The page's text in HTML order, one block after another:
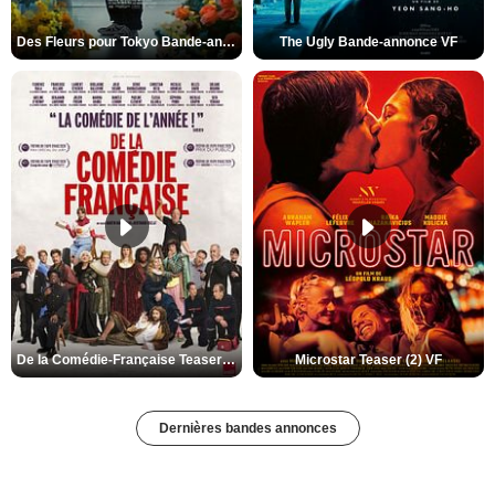
Des Fleurs pour Tokyo Bande-annonce VO STFR The Ugly Bande-annonce VF
De la Comédie-Française Teaser (3) VF Microstar Teaser (2) VF
Dernières bandes annonces